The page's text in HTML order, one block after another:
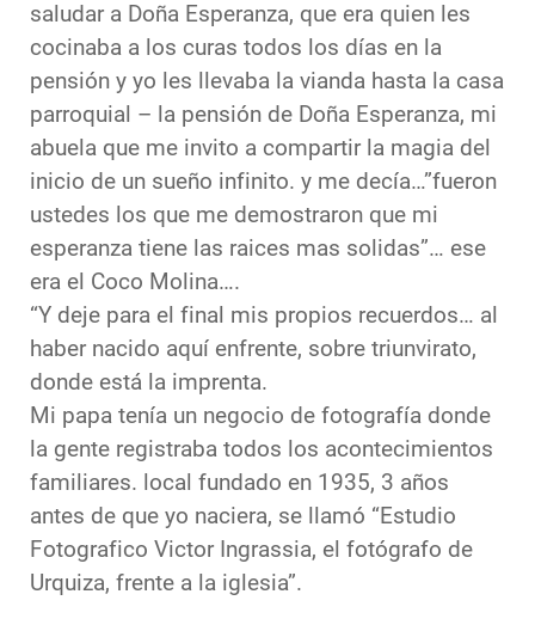
saludar a Doña Esperanza, que era quien les
cocinaba a los curas todos los días en la
pensión y yo les llevaba la vianda hasta la casa
parroquial – la pensión de Doña Esperanza, mi
abuela que me invito a compartir la magia del
inicio de un sueño infinito. y me decía…”fueron
ustedes los que me demostraron que mi
esperanza tiene las raices mas solidas”… ese
era el Coco Molina….
“Y deje para el final mis propios recuerdos… al
haber nacido aquí enfrente, sobre triunvirato,
donde está la imprenta.
Mi papa tenía un negocio de fotografía donde
la gente registraba todos los acontecimientos
familiares. local fundado en 1935, 3 años
antes de que yo naciera, se llamó “Estudio
Fotografico Victor Ingrassia, el fotógrafo de
Urquiza, frente a la iglesia”.